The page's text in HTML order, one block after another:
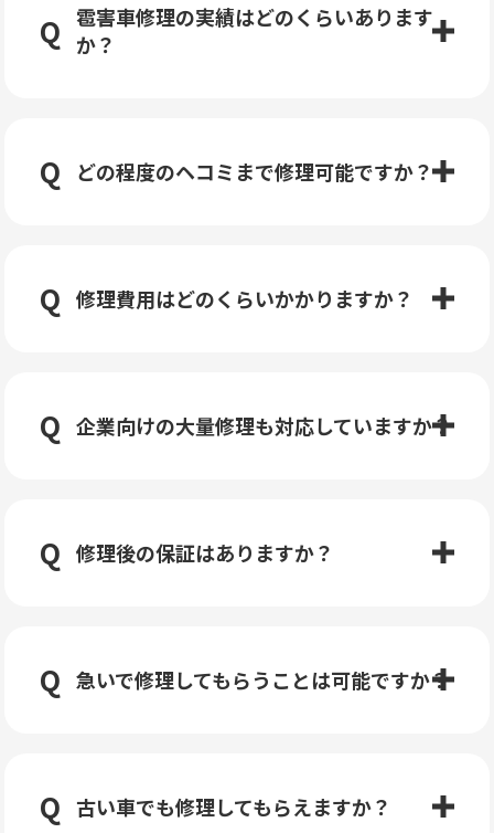
雹害車修理の実績はどのくらいあります
か？
どの程度のヘコミまで修理可能ですか？
修理費用はどのくらいかかりますか？
企業向けの大量修理も対応していますか？
修理後の保証はありますか？
急いで修理してもらうことは可能ですか？
古い車でも修理してもらえますか？